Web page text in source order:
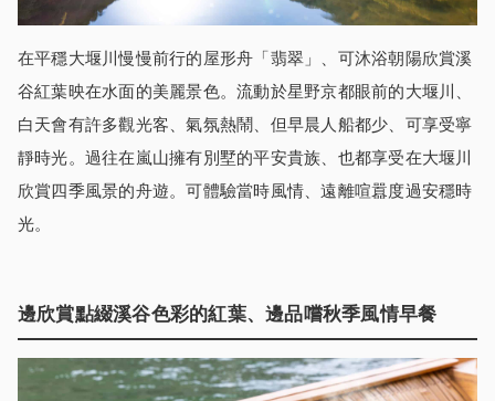
在平穩大堰川慢慢前行的屋形舟「翡翠」、可沐浴朝陽欣賞溪
谷紅葉映在水面的美麗景色。流動於星野京都眼前的大堰川、
白天會有許多觀光客、氣氛熱鬧、但早晨人船都少、可享受寧
靜時光。過往在嵐山擁有別墅的平安貴族、也都享受在大堰川
欣賞四季風景的舟遊。可體驗當時風情、遠離喧囂度過安穩時
光。
邊欣賞點綴溪谷色彩的紅葉、邊品嚐秋季風情早餐